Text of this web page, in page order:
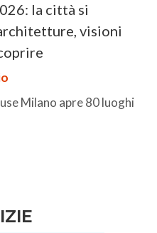
la città si
visioni
Milano apre 80 luoghi